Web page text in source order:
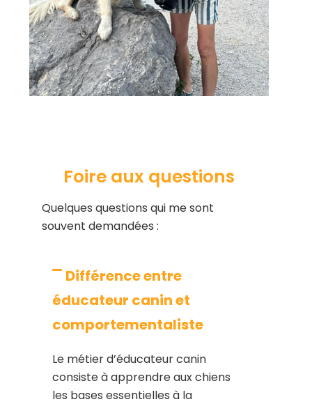
Foire aux questions
Quelques questions qui me sont
souvent demandées :
Différence entre
éducateur canin et
comportementaliste
Le métier d’éducateur canin
consiste à apprendre aux chiens
les bases essentielles à la